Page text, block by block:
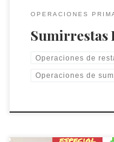
OPERACIONES
Sumirrestas
Operaciones de
Operaciones de